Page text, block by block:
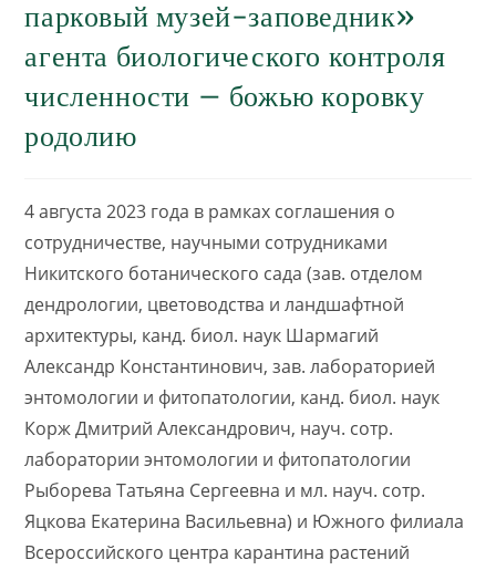
парковый музей-заповедник»
агента биологического контроля
численности – божью коровку
родолию​
4 августа 2023 года в рамках соглашения о
сотрудничестве, научными сотрудниками
Никитского ботанического сада (зав. отделом
дендрологии, цветоводства и ландшафтной
архитектуры, канд. биол. наук Шармагий
Александр Константинович, зав. лабораторией
энтомологии и фитопатологии, канд. биол. наук
Корж​ Дмитрий Александрович, науч. сотр.
лаборатории энтомологии и фитопатологии
Рыборева Татьяна Сергеевна и мл. науч. сотр.
Яцкова Екатерина Васильевна) и Южного филиала
Всероссийского центра карантина растений